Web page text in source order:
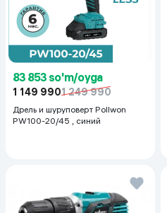
83 853 so'm/oyga
1 149 9901 249 990
Дрель и шуруповерт Pollwon
PW100-20/45 , синий